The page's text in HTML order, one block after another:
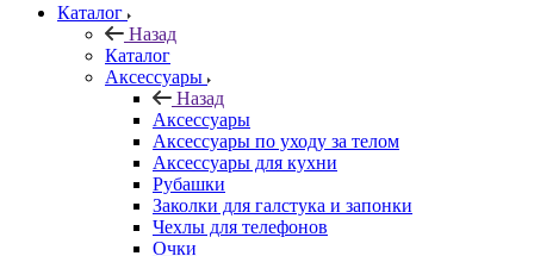
Каталог
Назад
Каталог
Аксессуары
Назад
Аксессуары
Аксессуары по уходу за телом
Аксессуары для кухни
Рубашки
Заколки для галстука и запонки
Чехлы для телефонов
Очки